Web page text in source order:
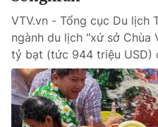
VTV.vn - Tổng cục Du lịch
ngành du lịch "xứ sở Chùa
tỷ bạt (tức 944 triệu USD)